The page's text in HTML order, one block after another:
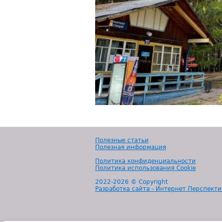
Полезные статьи
Полезная информация
Политика конфиденциальности
Политика использования Cookie
2022-2026 © Copyright
Разработка сайта - Интернет